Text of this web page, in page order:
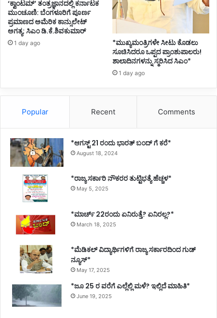
‘ಕ್ವಾಂಟಮ್’ ತಂತ್ರಜ್ಞಾನದಲ್ಲಿ ಕರ್ನಾಟಕ
ಮುಂಚೂಣಿ: ಬೆಂಗಳೂರಿಗೆ ಪೂರ್ಣ
ಪ್ರಮಾಣದ ಅಮೆರಿಕ ಕಾನ್ಸುಲೇಟ್
ಅಗತ್ಯ: ಸಿಎಂ ಡಿ.ಕೆ.ಶಿವಕುಮಾರ್
1 day ago
*ಮುಖ್ಯಮಂತ್ರಿಗಳೇ ಸೀಟು ಕೊಡಲು
ಸೂಚಿಸಿದರೂ ಒಪ್ಪದ ಪ್ರಾಂಶುಪಾಲರು!
ಶಾಲಾದಿನಗಳನ್ನು ಸ್ಮರಿಸಿದ ಸಿಎಂ*
1 day ago
Popular Recent Comments
*ಆಗಸ್ಟ್ 21 ರಂದು ಭಾರತ್‌ ಬಂದ್‌ ಗೆ ಕರೆ*
August 18, 2024
*ರಾಜ್ಯ ಸರ್ಕಾರಿ ನೌಕರರ ತುಟ್ಟಿಭತ್ಯೆ ಹೆಚ್ಚಳ*
May 5, 2025
*ಮಾರ್ಚ್ 22ರಂದು ಏನಿರುತ್ತೆ? ಏನಿರಲ್ಲ?*
March 18, 2025
*ಮೆಡಿಕಲ್ ವಿದ್ಯಾರ್ಥಿಗಳಿಗೆ ರಾಜ್ಯ ಸರ್ಕಾರದಿಂದ ಗುಡ್
ನ್ಯೂಸ್*
May 17, 2025
*ಜೂ 25 ರ ವರೆಗೆ ಎಲ್ಲೆಲ್ಲಿ ಮಳೆ? ಇಲ್ಲಿದೆ ಮಾಹಿತಿ*
June 19, 2025